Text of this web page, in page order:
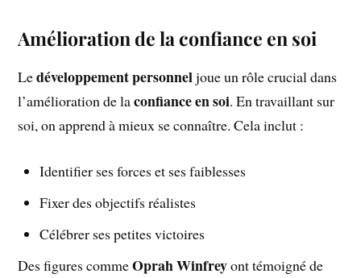
Amélioration de la confiance en soi
Ledéveloppement personneljoue un rôle crucial dans
l’amélioration de laconfiance en soi. En travaillant sur
soi, on apprend à mieux se connaître. Cela inclut :
Identifier ses forces et ses faiblesses
Fixer des objectifs réalistes
Célébrer ses petites victoires
Des figures commeOprah Winfreyont témoigné de